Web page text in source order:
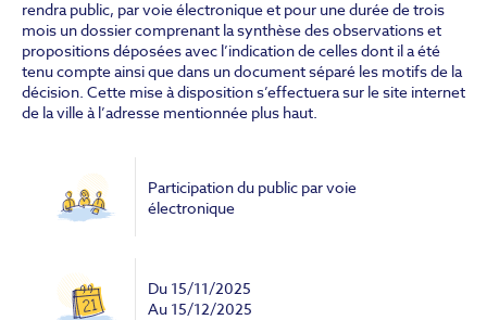
rendra public, par voie électronique et pour une durée de trois
mois un dossier comprenant la synthèse des observations et
propositions déposées avec l’indication de celles dont il a été
tenu compte ainsi que dans un document séparé les motifs de la
décision. Cette mise à disposition s’effectuera sur le site internet
de la ville à l’adresse mentionnée plus haut.
Participation du public par voie
électronique
Du 15/11/2025
Au 15/12/2025